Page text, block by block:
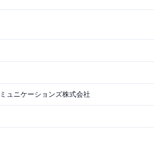
ュニケーションズ株式会社